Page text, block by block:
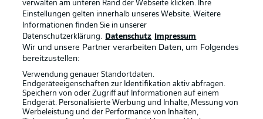
Broadcaster Kontakt
Jobs Impressum
Partner Spieler
Liveticker
verwalten am unteren Rand der Webseite klicken. Ihre
Einstellungen gelten innerhalb unseres Website. Weitere
Informationen finden Sie in unserer
Datenschutzerklärung.
Datenschutz Impressum
Wir und unsere Partner verarbeiten Daten, um Folgendes
bereitzustellen:
Verwendung genauer Standortdaten.
Endgeräteeigenschaften zur Identifikation aktiv abfragen.
Speichern von oder Zugriff auf Informationen auf einem
Endgerät. Personalisierte Werbung und Inhalte, Messung von
Werbeleistung und der Performance von Inhalten,